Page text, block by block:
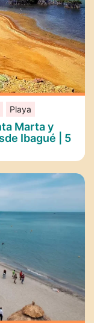
Playa
Marta y
Ibagué | 5